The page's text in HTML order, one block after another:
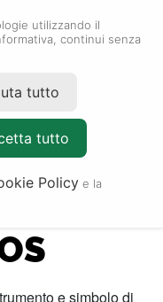
e simbolo di
utilizzando il
continui senza
tutto
tutto
Policy e la